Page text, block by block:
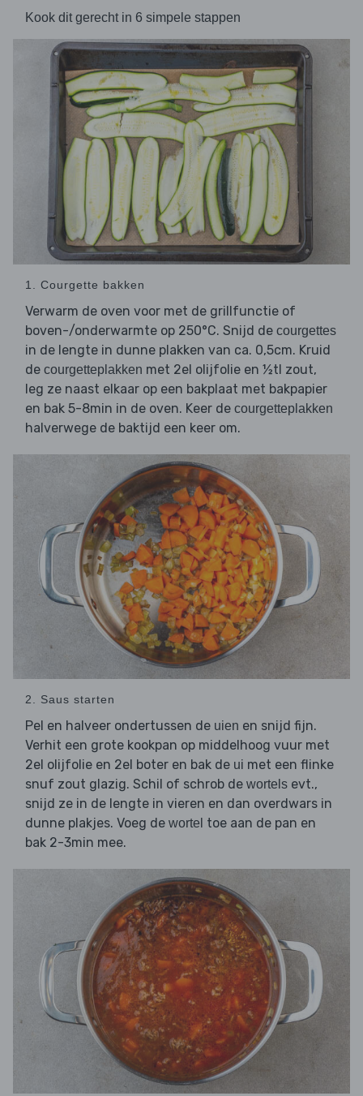
Kook dit gerecht in 6 simpele stappen
1. Courgette bakken
Verwarm de oven voor met de grillfunctie of
boven-/onderwarmte op 250°C. Snijd de courgettes
in de lengte in dunne plakken van ca. 0,5cm. Kruid
de courgetteplakken met 2el olijfolie en ½tl zout,
leg ze naast elkaar op een bakplaat met bakpapier
en bak 5-8min in de oven. Keer de courgetteplakken
halverwege de baktijd een keer om.
2. Saus starten
Pel en halveer ondertussen de uien en snijd fijn.
Verhit een grote kookpan op middelhoog vuur met
2el olijfolie en 2el boter en bak de ui met een flinke
snuf zout glazig. Schil of schrob de wortels evt.,
snijd ze in de lengte in vieren en dan overdwars in
dunne plakjes. Voeg de wortel toe aan de pan en
bak 2-3min mee.